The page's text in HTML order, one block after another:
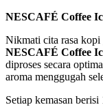
NESCAFÉ Coffee
Nikmati cita rasa kopi
NESCAFÉ Coffee
diproses secara
aroma menggugah
Setiap kemasan